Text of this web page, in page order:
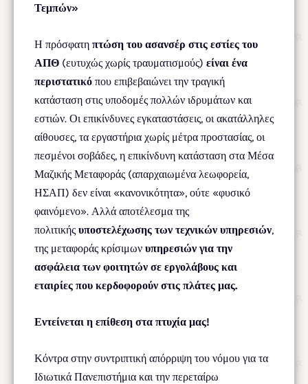
Τεμπών»
Η πρόσφατη πτώση του ασανσέρ στις εστίες του
ΑΠΘ (ευτυχώς χωρίς τραυματισμούς) είναι ένα
περιστατικό που επιβεβαιώνει την τραγική
κατάσταση στις υποδομές πολλών ιδρυμάτων και
εστιών. Οι επικίνδυνες εγκαταστάσεις, οι ακατάλληλες
αίθουσες, τα εργαστήρια χωρίς μέτρα προστασίας, οι
πεσμένοι σοβάδες, η επικίνδυνη κατάσταση στα Μέσα
Μαζικής Μεταφοράς (απαρχαιωμένα λεωφορεία,
ΗΣΑΠ) δεν είναι «κανονικότητα», ούτε «φυσικό
φαινόμενο». Αλλά αποτέλεσμα της
πολιτικής υποστελέχωσης των τεχνικών υπηρεσιών,
της μεταφοράς κρίσιμων υπηρεσιών για την
ασφάλεια των φοιτητών σε εργολάβους και
εταιρίες που κερδοφορούν στις πλάτες μας.
Εντείνεται η επίθεση στα πτυχία μας!
Κόντρα στην συντριπτική απόρριψη του νόμου για τα
Ιδιωτικά Πανεπιστήμια και την περεταίρω